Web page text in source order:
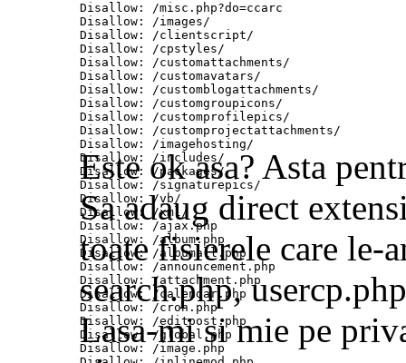
Disallow: /misc.php?do=ccarc
Disallow: /images/
Disallow: /clientscript/
Disallow: /cpstyles/
Disallow: /customattachments/
Disallow: /customavatars/
Disallow: /customblogattachments/
Disallow: /customgroupicons/
Disallow: /customprofilepics/
Disallow: /customprojectattachments/
Disallow: /imagehosting/
Disallow: /includes/
Disallow: /packages/
Disallow: /signaturepics/
Disallow: /vb/
Disallow: /xml/
Disallow: /ajax.php
Disallow: /album.php
Disallow: /albumall.php
Disallow: /announcement.php
Disallow: /attachment.php
Disallow: /calendar.php
Disallow: /cron.php
Disallow: /editpost.php
Disallow: /global.php
Disallow: /image.php
Este ok asa? Asta
Sa adaug direct
toate fisierele care le-
search.php,
Lasa-mi si mie pe